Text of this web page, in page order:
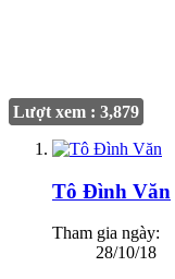
Lượt xem : 3,879
Tô Đình Văn
Tham gia ngày:
28/10/18